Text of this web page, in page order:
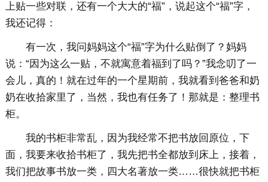
上贴一些对联，还有一个大大的“福”，说起这个“福”字，
我还记得：
有一次，我问妈妈这个“福”字为什么贴倒了？妈妈
说：“因为这么一贴，不就寓意着福到了吗？”我念叨了一
会儿，真的！就在过年的一个星期前，我就看到爸爸和奶
奶在收拾家里了，当然，我也有任务了！那就是：整理书
柜。
我的书柜非常乱，因为我经常不把书放回原位，下
面，我要来收拾书柜了，我先把书全都放到床上，接着，
我们把故事书放一类，四大名著放一类……很快就把书柜